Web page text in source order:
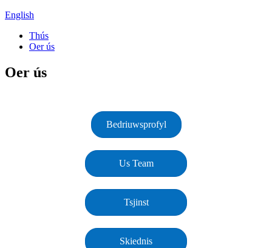
English
Thús
Oer ús
Oer ús
Bedriuwsprofyl
Us Team
Tsjinst
Skiednis